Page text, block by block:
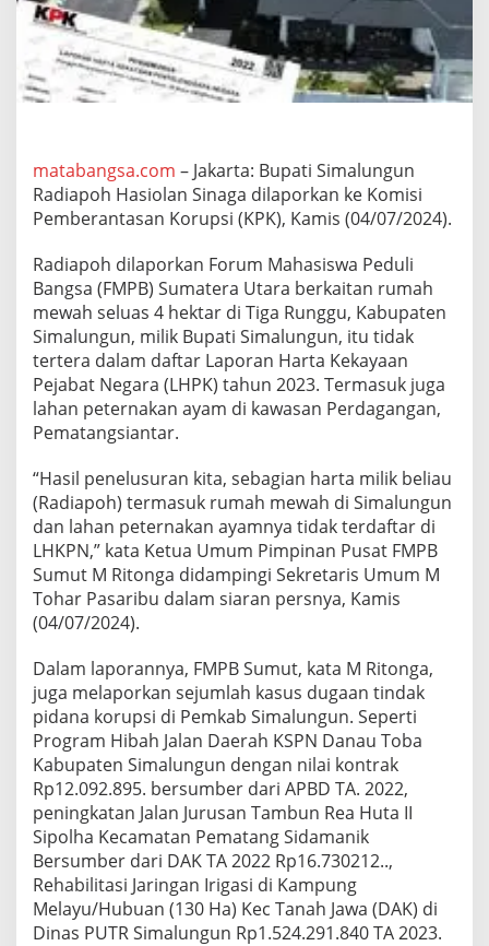
D
d
u
a
k
M
a
u
k
L
H
K
P
N
M
B
S
u
u
t
L
r
R
a
d
a
p
o
h
k
K
P
K
matabangsa.com – Jakarta: Bupati Simalungun
Radiapoh Hasiolan Sinaga dilaporkan ke Komisi
Pemberantasan Korupsi (KPK), Kamis (04/07/2024).
Radiapoh dilaporkan Forum Mahasiswa Peduli
Bangsa (FMPB) Sumatera Utara berkaitan rumah
mewah seluas 4 hektar di Tiga Runggu, Kabupaten
Simalungun, milik Bupati Simalungun, itu tidak
tertera dalam daftar Laporan Harta Kekayaan
Pejabat Negara (LHPK) tahun 2023. Termasuk juga
lahan peternakan ayam di kawasan Perdagangan,
Pematangsiantar.
“Hasil penelusuran kita, sebagian harta milik beliau
(Radiapoh) termasuk rumah mewah di Simalungun
dan lahan peternakan ayamnya tidak terdaftar di
LHKPN,” kata Ketua Umum Pimpinan Pusat FMPB
Sumut M Ritonga didampingi Sekretaris Umum M
Tohar Pasaribu dalam siaran persnya, Kamis
(04/07/2024).
Dalam laporannya, FMPB Sumut, kata M Ritonga,
juga melaporkan sejumlah kasus dugaan tindak
pidana korupsi di Pemkab Simalungun. Seperti
Program Hibah Jalan Daerah KSPN Danau Toba
Kabupaten Simalungun dengan nilai kontrak
Rp12.092.895. bersumber dari APBD TA. 2022,
peningkatan Jalan Jurusan Tambun Rea Huta II
Sipolha Kecamatan Pematang Sidamanik
Bersumber dari DAK TA 2022 Rp16.730212..,
Rehabilitasi Jaringan Irigasi di Kampung
Melayu/Hubuan (130 Ha) Kec Tanah Jawa (DAK) di
Dinas PUTR Simalungun Rp1.524.291.840 TA 2023.